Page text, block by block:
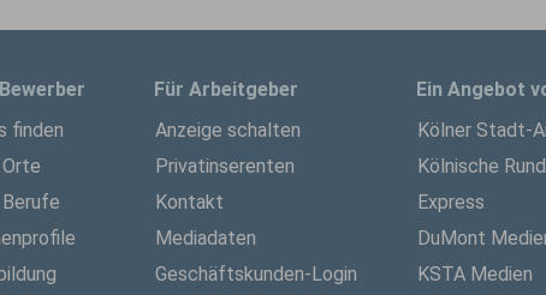
finden
Für Arbeitgeber
Anzeige schalten
Privatinserenten
Kontakt
Mediadaten
Geschäftskunden-Login
Ein Angebot
Kölner Stadt-
Kölnische
Express
DuMont
KSTA Medien